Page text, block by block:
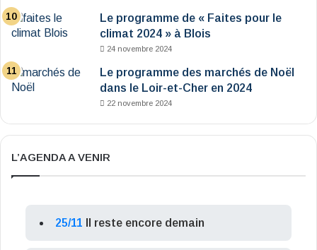
Le programme de « Faites pour le
climat 2024 » à Blois
24 novembre 2024
Le programme des marchés de Noël
dans le Loir-et-Cher en 2024
22 novembre 2024
L’AGENDA A VENIR
25/11 Il reste encore demain